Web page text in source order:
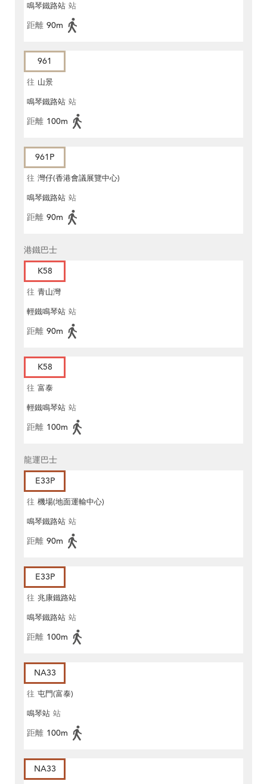
鳴琴鐵路站 站
距離 90m
961
往 山景
鳴琴鐵路站 站
距離 100m
961P
往 灣仔(香港會議展覽中心)
鳴琴鐵路站 站
距離 90m
港鐵巴士
K58
往 青山灣
輕鐵鳴琴站 站
距離 90m
K58
往 富泰
輕鐵鳴琴站 站
距離 100m
龍運巴士
E33P
往 機場(地面運輸中心)
鳴琴鐵路站 站
距離 90m
E33P
往 兆康鐵路站
鳴琴鐵路站 站
距離 100m
NA33
往 屯門(富泰)
鳴琴站 站
距離 100m
NA33